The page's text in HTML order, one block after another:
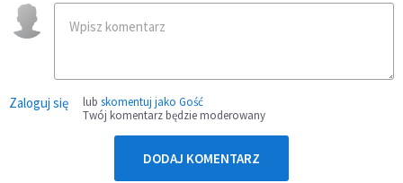
Zaloguj się lub skomentuj jako Gość
Twój komentarz będzie moderowany
DODAJ KOMENTARZ